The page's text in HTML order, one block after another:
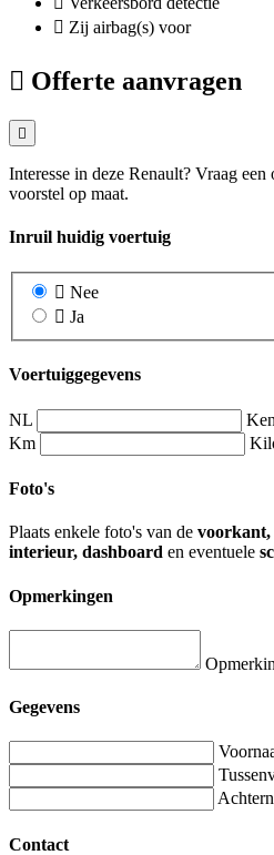
Zij airbag(s) voor
Offerte aanvragen
Interesse in deze Renault? Vraag
voorstel op maat.
Inruil huidig voertuig
Nee
Ja
Voertuiggegevens
NL
Km
Foto's
Plaats enkele foto's van de voorkant,
interieur, dashboard en eventuele
Opmerkingen
Gegevens
Contact